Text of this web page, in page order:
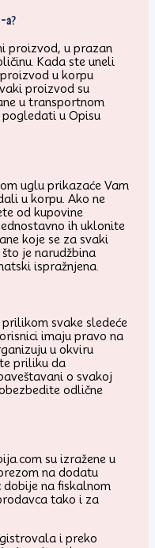
a?
proizvod, u prazan
Kada ste uneli
u korpu
proizvod su
u transportnom
u Opisu
uglu prikazaće Vam
u korpu. Ako ne
od kupovine
ih uklonite
koje se za svaki
je narudžbina
ispražnjena.
svake sledeće
imaju pravo na
u okviru
priliku da
o svakoj
odlične
su izražene u
na dodatu
dobije na fiskalnom
tako i za
i preko